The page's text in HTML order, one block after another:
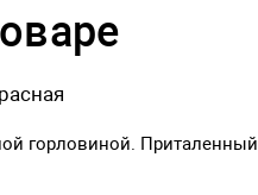
горловиной. Приталенный